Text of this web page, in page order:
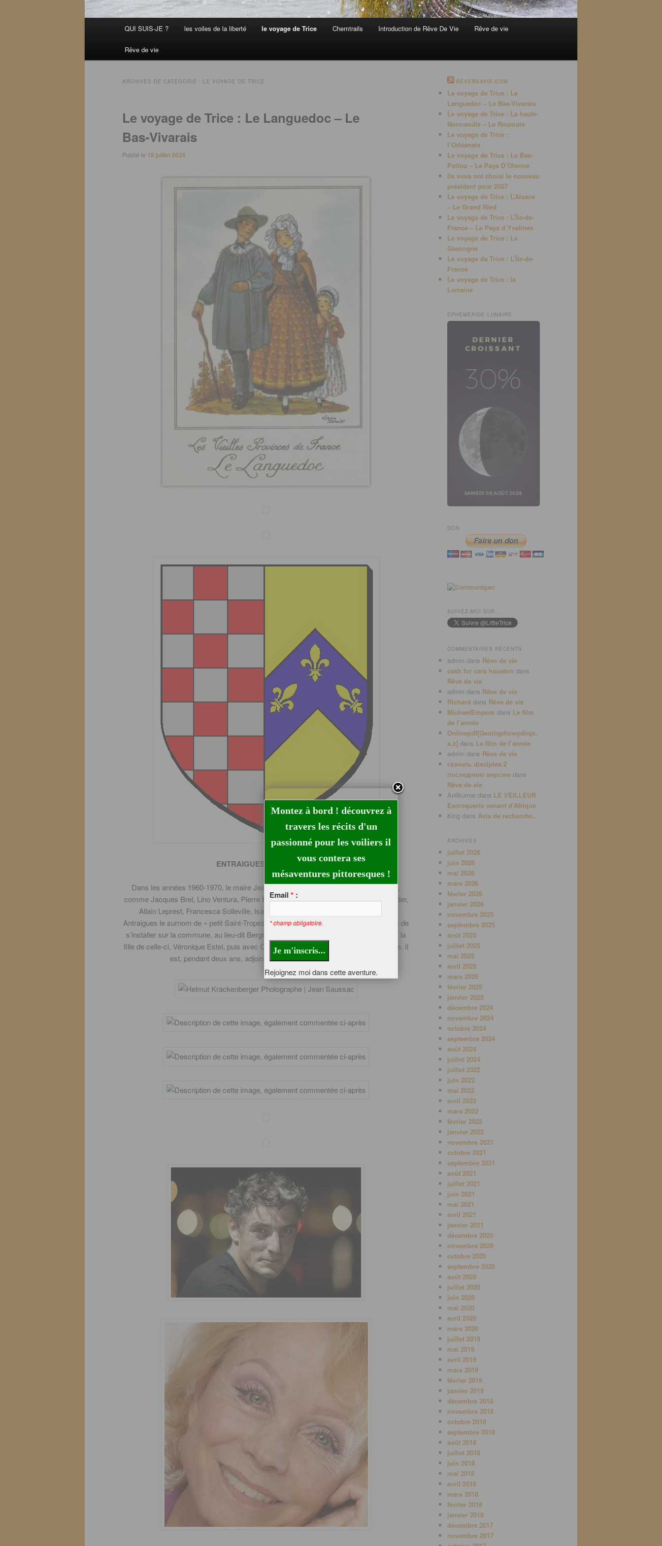
QUI SUIS-JE ? les voiles de la liberté le voyage de Trice Chemtrails Introduction de Rêve De Vie Rêve de vie
Rêve de vie
ARCHIVES DE CATÉGORIE : LE VOYAGE DE TRICE
Le voyage de Trice : Le Languedoc – Le
Bas-Vivarais
Publié le 18 juillet 2026
ENTRAIGUES-SUR-VOLANE
Dans les années 1960-1970, le maire Jean Saussac fait venir de nombreux artistes,
comme Jacques Brel, Lino Ventura, Pierre Brasseur, Claude Nougaro, Alexander Calder,
Allain Leprest, Francesca Solleville, Isabelle Aubret et Jean Ferrat, ce qui vaut à
Antraigues le surnom de « petit Saint-Tropez ardéchois ». En 1974, Jean Ferrat décide de
s’installer sur la commune, au lieu-dit Bergnolles, avec sa femme Christine Sèvres et la
fille de celle-ci, Véronique Estel, puis avec Colette Laffont, qui sera sa seconde épouse. Il
est, pendant deux ans, adjoint au maire chargé de la culture.
RÊVERSAVIE.COM
Le voyage de Trice : Le
Languedoc – Le Bas-Vivarais
Le voyage de Trice : La haute-
Normandie – Le Roumois
Le voyage de Trice :
l’Orléanais
Le voyage de Trice : Le Bas-
Poitou – Le Pays D’Olonne
Ils vous ont choisi le nouveau
président pour 2027
Le voyage de Trice : L’Alsace
– Le Grand Ried
Le voyage de Trice : L’Île-de-
France – Le Pays d’Yvelines
Le voyage de Trice : La
Gascogne
Le voyage de Trice : L’Île-de-
France
Le voyage de Trice : la
Lorraine
ÉPHÉMÉRIDE LUNAIRE
DON
SUIVEZ-MOI SUR…
COMMENTAIRES RÉCENTS
admin dans Rêve de vie
cash for cars houston dans
Rêve de vie
admin dans Rêve de vie
Richard dans Rêve de vie
MichaelEmpom dans Le film
de l’année
Onlinepdf[Georiqphowydinjx,
a,z] dans Le film de l’année
admin dans Rêve de vie
скачать disciples 2
последнюю версию dans
Rêve de vie
Anilkumar dans LE VEILLEUR
Escroquerie venant d’Afrique
King dans Avis de recherche..
ARCHIVES
juillet 2026
juin 2026
mai 2026
mars 2026
février 2026
janvier 2026
novembre 2025
septembre 2025
août 2025
juillet 2025
mai 2025
avril 2025
mars 2025
février 2025
janvier 2025
décembre 2024
novembre 2024
octobre 2024
septembre 2024
août 2024
juillet 2024
juillet 2022
juin 2022
mai 2022
avril 2022
mars 2022
février 2022
janvier 2022
novembre 2021
octobre 2021
septembre 2021
août 2021
juillet 2021
juin 2021
mai 2021
avril 2021
janvier 2021
décembre 2020
novembre 2020
octobre 2020
septembre 2020
août 2020
juillet 2020
juin 2020
mai 2020
avril 2020
mars 2020
juillet 2019
mai 2019
avril 2019
mars 2019
février 2019
janvier 2019
décembre 2018
novembre 2018
octobre 2018
septembre 2018
août 2018
juillet 2018
juin 2018
mai 2018
avril 2018
mars 2018
février 2018
janvier 2018
décembre 2017
novembre 2017
Montez à bord ! découvrez à
travers les récits d'un
passionné pour les voiliers il
vous contera ses
mésaventures pittoresques !
Email * :
* champ obligatoire.
Rejoignez moi dans cette aventure.